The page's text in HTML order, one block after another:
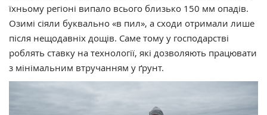
їхньому регіоні випало всього близько 150 мм опадів.
Озимі сіяли буквально «в пил», а сходи отримали лише
після нещодавніх дощів. Саме тому у господарстві
роблять ставку на технології, які дозволяють працювати
з мінімальним втручанням у ґрунт.